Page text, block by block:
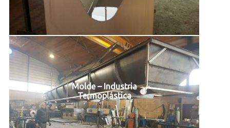
Molde – Industria
Termoplástica